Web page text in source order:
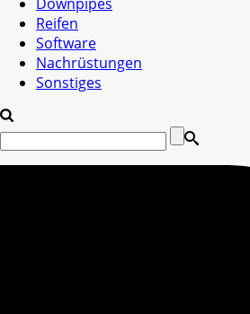
Reifen
Software
Nachrüstungen
Sonstiges